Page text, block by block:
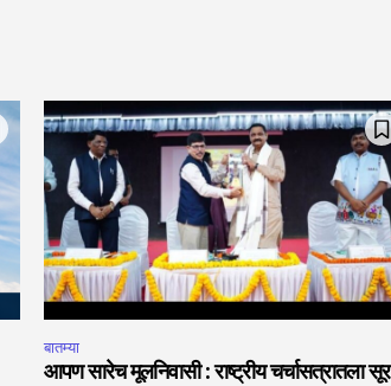
बातम्या
आपण सारेच मूलनिवासी : राष्ट्रीय चर्चासत्रातला सूर